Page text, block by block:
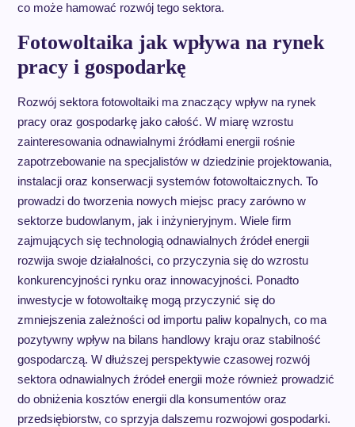
co może hamować rozwój tego sektora.
Fotowoltaika jak wpływa na rynek
pracy i gospodarkę
Rozwój sektora fotowoltaiki ma znaczący wpływ na rynek
pracy oraz gospodarkę jako całość. W miarę wzrostu
zainteresowania odnawialnymi źródłami energii rośnie
zapotrzebowanie na specjalistów w dziedzinie projektowania,
instalacji oraz konserwacji systemów fotowoltaicznych. To
prowadzi do tworzenia nowych miejsc pracy zarówno w
sektorze budowlanym, jak i inżynieryjnym. Wiele firm
zajmujących się technologią odnawialnych źródeł energii
rozwija swoje działalności, co przyczynia się do wzrostu
konkurencyjności rynku oraz innowacyjności. Ponadto
inwestycje w fotowoltaikę mogą przyczynić się do
zmniejszenia zależności od importu paliw kopalnych, co ma
pozytywny wpływ na bilans handlowy kraju oraz stabilność
gospodarczą. W dłuższej perspektywie czasowej rozwój
sektora odnawialnych źródeł energii może również prowadzić
do obniżenia kosztów energii dla konsumentów oraz
przedsiębiorstw, co sprzyja dalszemu rozwojowi gospodarki.